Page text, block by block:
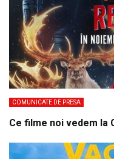
COMUNICATE DE PRESA
Ce filme noi vedem la